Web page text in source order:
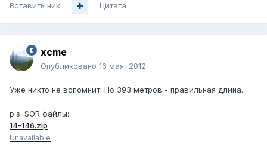
Вставить ник Цитата
xcme
Опубликовано 16 мая, 2012
Уже никто не вспомнит. Но 393 метров - правильная длина.
p.s. SOR файлы:
14-146.zip
Unavailable